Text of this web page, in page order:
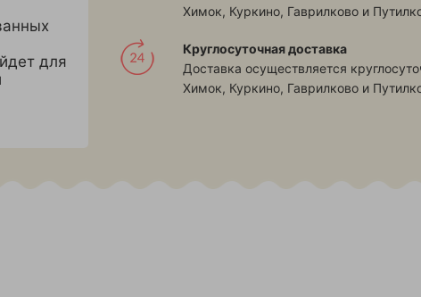
для
Химок, Куркино, Гаврилково и
Круглосуточная доставка
Доставка осуществляется
Химок, Куркино, Гаврилково и